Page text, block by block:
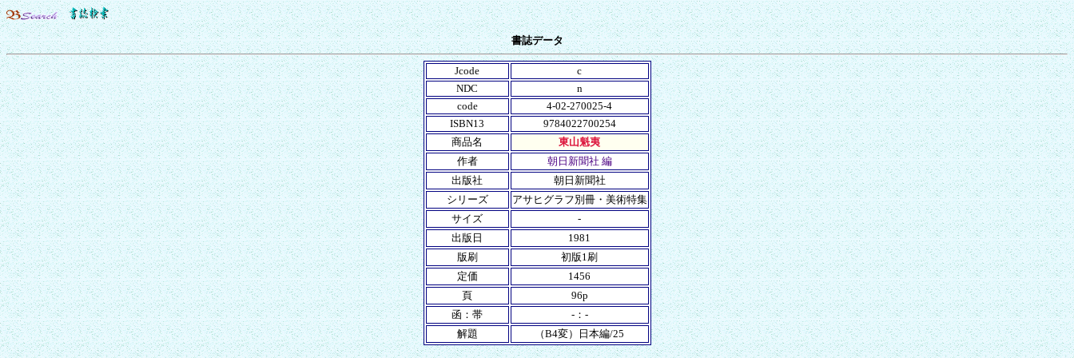
書誌データ
Jcode
c
NDC
n
code
4-02-270025-4
ISBN13
9784022700254
商品名
東山魁夷
作者
朝日新聞社 編
出版社
朝日新聞社
シリーズ
アサヒグラフ別冊・美術特集
サイズ
-
出版日
1981
版刷
初版1刷
定価
1456
頁
96p
函：帯
-：-
解題
（B4変）日本編/25